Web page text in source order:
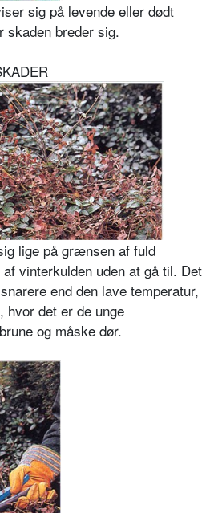
sig på levende eller dødt
breder sig.
lige på grænsen af fuld
vinterkulden uden at gå til. Det
end den lave temperatur,
hvor det er de unge
og måske dør.